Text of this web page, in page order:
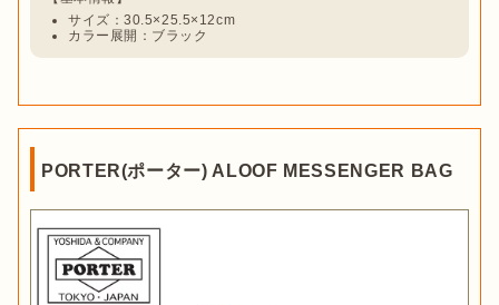
サイズ：30.5×25.5×12cm
カラー展開：ブラック
PORTER(ポーター) ALOOF MESSENGER BAG